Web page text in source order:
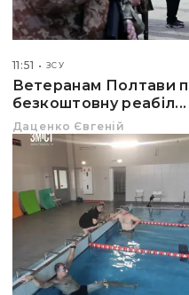
11:51 ЗСУ
Ветеранам Полтави
безкоштовну реабіл...
Даценко Євгеній